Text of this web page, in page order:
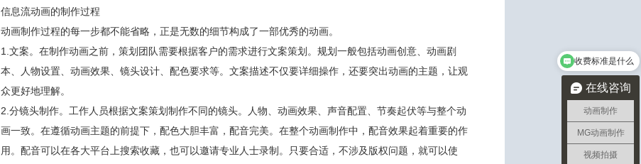
信息流动画的制作过程
动画制作过程的每一步都不能省略，正是无数的细节构成了一部优秀的动画。
1.文案。在制作动画之前，策划团队需要根据客户的需求进行文案策划。规划一般包括动画创意、动画剧
本、人物设置、动画效果、镜头设计、配色要求等。文案描述不仅要详细操作，还要突出动画的主题，让观
众更好地理解。
2.分镜头制作。工作人员根据文案策划制作不同的镜头。人物、动画效果、声音配置、节奏起伏等与整个动
画一致。在遵循动画主题的前提下，配色大胆丰富，配音完美。在整个动画制作中，配音效果起着重要的作
用。配音可以在各大平台上搜索收藏，也可以邀请专业人士录制。只要合适，不涉及版权问题，就可以使
在线咨询
动画制作
MG动画制作
视频拍摄
收费标准是什么